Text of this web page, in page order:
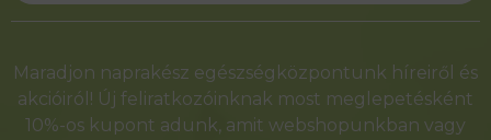
Alternative:
Maradjon naprakész egészségközpontunk híreiről és
akcióiról! Új feliratkozóinknak most meglepetésként
10%-os kupont adunk, amit webshopunkban vagy